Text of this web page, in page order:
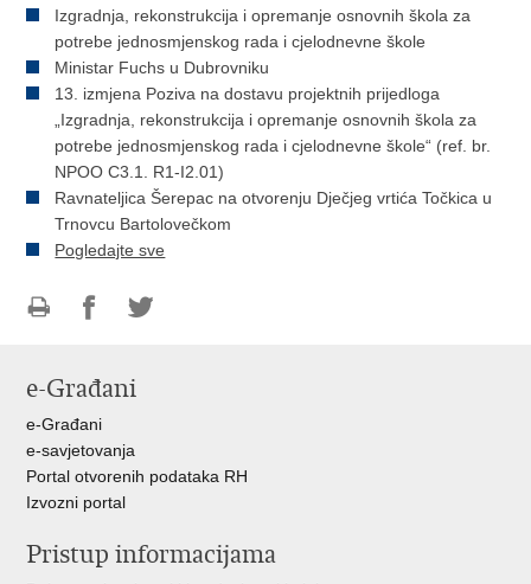
Izgradnja, rekonstrukcija i opremanje osnovnih škola za
potrebe jednosmjenskog rada i cjelodnevne škole
Ministar Fuchs u Dubrovniku
13. izmjena Poziva na dostavu projektnih prijedloga
„Izgradnja, rekonstrukcija i opremanje osnovnih škola za
potrebe jednosmjenskog rada i cjelodnevne škole“ (ref. br.
NPOO C3.1. R1-I2.01)
Ravnateljica Šerepac na otvorenju Dječjeg vrtića Točkica u
Trnovcu Bartolovečkom
Pogledajte sve
FacebookuTwitteru
e-Građani
e-Građani
e-savjetovanja
Portal otvorenih podataka RH
Izvozni portal
Pristup informacijama